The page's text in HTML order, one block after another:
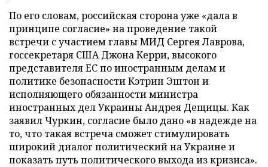
По его словам, российская сторона уже «дала в
принципе согласие» на проведение такой
встречи с участием главы МИД Сергея Лаврова,
госсекретаря США Джона Керри, высокого
представителя ЕС по иностранным делам и
политике безопасности Кэтрин Эштон и
исполняющего обязанности министра
иностранных дел Украины Андрея Дещицы. Как
заявил Чуркин, согласие было дано «в надежде на
то, что такая встреча сможет стимулировать
широкий диалог политический на Украине и
показать путь политического выхода из кризиса».